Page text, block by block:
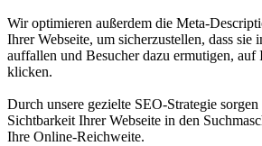
Wir optimieren außerdem die Meta-
Ihrer Webseite, um sicherzustellen, dass sie
auffallen und Besucher dazu ermutigen, auf
klicken.
Durch unsere gezielte SEO-Strategie
Sichtbarkeit Ihrer Webseite in den
Ihre Online-Reichweite.